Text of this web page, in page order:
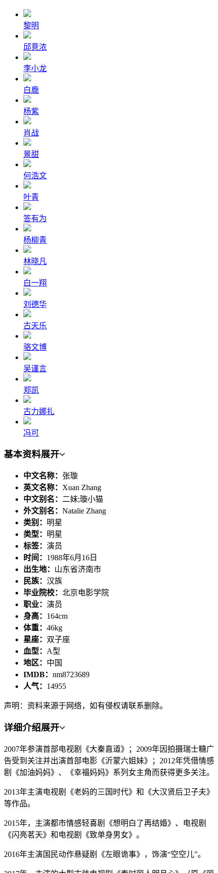
黎明
邱意浓
李小龙
白鹿
杨紫
肖战
景甜
何浩文
叶青
答有为
杨柳青
林晓凡
白一翔
刘德华
古天乐
骆文博
吴谨言
郑凯
古力娜扎
冯可
基本资料展开
中文名称： 张璇
英文名称： Xuan Zhang
中文别名： 二妹;璇小猫
外文别名： Natalie Zhang
类别： 明星
类型： 明星
标签： 演员
时间： 1988年6月16日
出生地： 山东省济南市
民族： 汉族
毕业院校： 北京电影学院
职业： 演员
身高： 164cm
体重： 46kg
星座： 双子座
血型： A型
地区： 中国
IMDB： nm8723689
人气： 14955
声明：资料来源于网络，如有侵权请联系删除。
详细介绍展开
2007年参演首部电视剧《大秦直道》；2009年因拍摄瑞士糖广
告受到关注并出演首部电影《沂蒙六姐妹》；2012年凭借情感
剧《加油妈妈》、《幸福妈妈》系列女主角而获得更多关注。
2013年主演电视剧《老妈的三国时代》和《大汉贤后卫子夫》
等作品。
2015年，主演都市情感轻喜剧《想明白了再结婚》、电视剧
《闪亮茗天》和电视剧《致单身男女》。
2016年主演国民动作悬疑剧《左眼诡事》，饰演“空空儿”。